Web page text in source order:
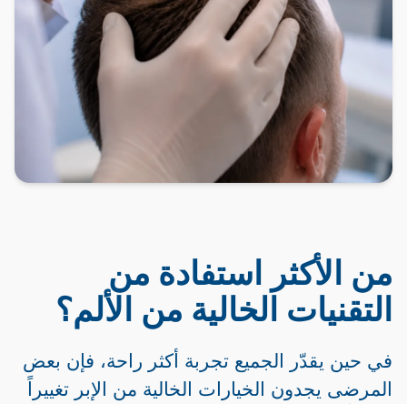
من الأكثر استفادة من
التقنيات الخالية من الألم؟
في حين يقدّر الجميع تجربة أكثر راحة، فإن بعض
المرضى يجدون الخيارات الخالية من الإبر تغييراً